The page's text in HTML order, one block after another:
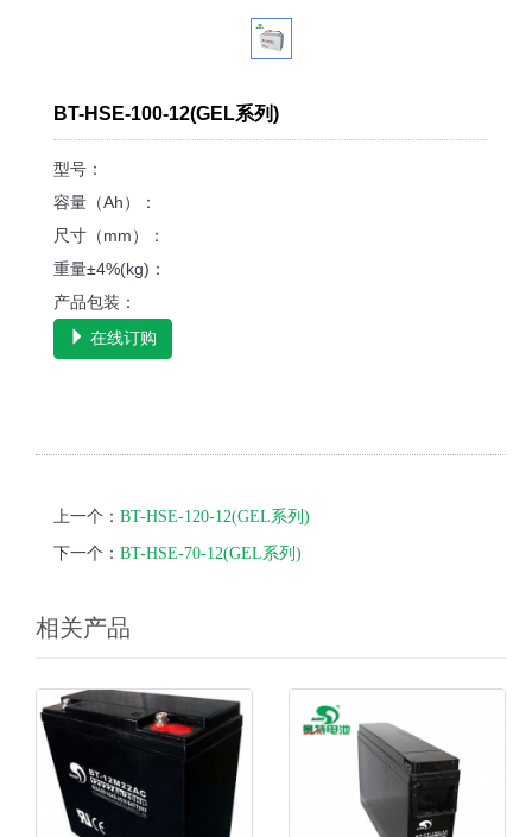
BT-HSE-100-12(GEL系列)
型号：
容量（Ah）：
尺寸（mm）：
重量±4%(kg)：
产品包装：
在线订购
上一个： BT-HSE-120-12(GEL系列)
下一个： BT-HSE-70-12(GEL系列)
相关产品